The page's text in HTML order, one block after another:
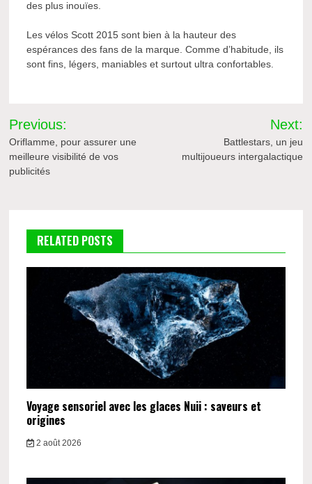
des plus inouïes.
Les vélos Scott 2015 sont bien à la hauteur des
espérances des fans de la marque. Comme d’habitude, ils
sont fins, légers, maniables et surtout ultra confortables.
Navigation
de
l’article
Previous:
Oriflamme, pour assurer une
meilleure visibilité de vos
publicités
Next:
Battlestars, un jeu
multijoueurs intergalactique
RELATED POSTS
Voyage sensoriel avec les glaces Nuii : saveurs et
origines
2 août 2026